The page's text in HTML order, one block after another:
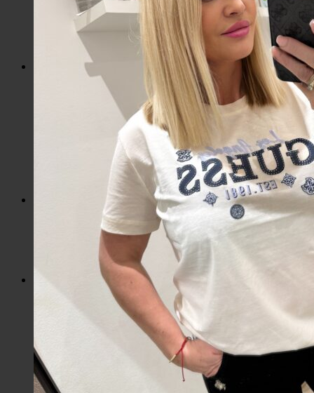
Šperky
Slnečné okuliare
Hrnčeky a poháre s potlačou
Darčekové poukážky
Pánska móda
Kategórie
Tričká
Plavky
Mikiny a svetre
Bundy
Nohavice a tepláky
Pánska obuv
Spodné prádlo
Pánske doplnky
Detská móda
0 – 3 roky
4-7 rokov
8-13 rokov
14-18 rokov
Detské doplnky
Dámska móda na každý deň
Saká / Kabáty
Košele / Blúzky
Nohavice / Tepláky